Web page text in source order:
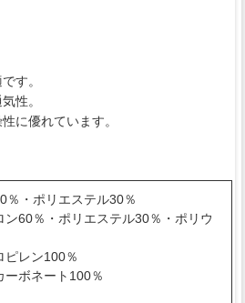
す。
性。
に優れています。
％・ポリエステル30％
ン60％・ポリエステル30％・ポリウ
ピレン100％
ーボネート100％